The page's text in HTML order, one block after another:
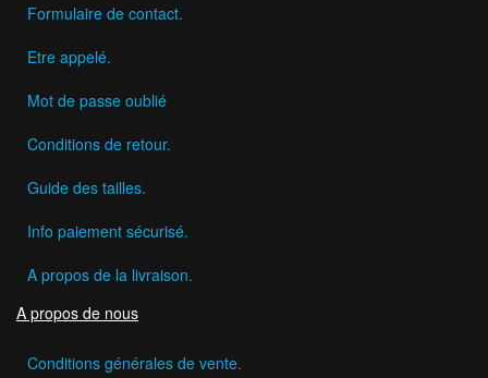
Formulaire de contact.
Etre appelé.
Mot de passe oublié
Conditions de retour.
Guide des tailles.
Info paiement sécurisé.
A propos de la livraison.
A propos de nous
Conditions générales de vente.